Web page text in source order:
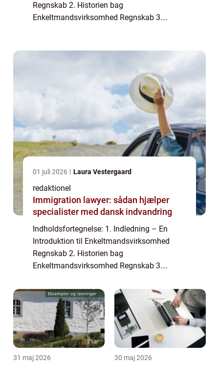
Regnskab 2. Historien bag
Enkeltmandsvirksomhed Regnskab 3.
01 juli 2026 Laura Vestergaard
redaktionel
Immigration lawyer: sådan hjælper
specialister med dansk indvandring
Indholdsfortegnelse: 1. Indledning – En
Introduktion til Enkeltmandsvirksomhed
Regnskab 2. Historien bag
Enkeltmandsvirksomhed Regnskab 3.
Enkeltmandsvirksomhed Regnskab 4.
Afskrivning og Fradrag i
Enkeltmandsvirksomhe...
31 maj 2026 30 maj 2026